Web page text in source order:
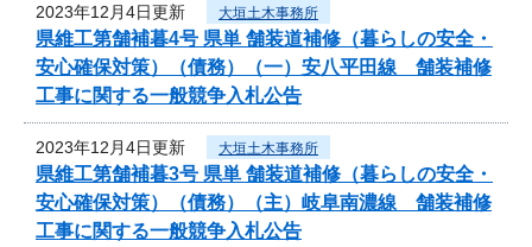
2023年12月4日更新 大垣土木事務所
県維工第舗補暮4号 県単 舗装道補修（暮らしの安全・
安心確保対策）（債務）（一）安八平田線 舗装補修
工事に関する一般競争入札公告
2023年12月4日更新 大垣土木事務所
県維工第舗補暮3号 県単 舗装道補修（暮らしの安全・
安心確保対策）（債務）（主）岐阜南濃線 舗装補修
工事に関する一般競争入札公告